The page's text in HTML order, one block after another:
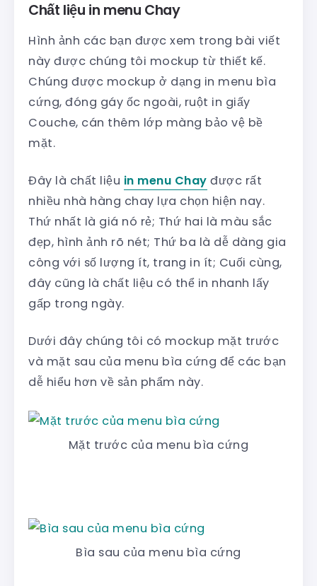
Chất liệu in menu Chay
Hình ảnh các bạn được xem trong bài viết
này được chúng tôi mockup từ thiết kế.
Chúng được mockup ở dạng in menu bìa
cứng, đóng gáy ốc ngoài, ruột in giấy
Couche, cán thêm lớp màng bảo vệ bề
mặt.
Đây là chất liệu in menu Chay được rất
nhiều nhà hàng chay lựa chọn hiện nay.
Thứ nhất là giá nó rẻ; Thứ hai là màu sắc
đẹp, hình ảnh rõ nét; Thứ ba là dễ dàng gia
công với số lượng ít, trang in ít; Cuối cùng,
đây cũng là chất liệu có thể in nhanh lấy
gấp trong ngày.
Dưới đây chúng tôi có mockup mặt trước
và mặt sau của menu bìa cứng để các bạn
dễ hiểu hơn về sản phẩm này.
Mặt trước của menu bìa cứng
Bìa sau của menu bìa cứng